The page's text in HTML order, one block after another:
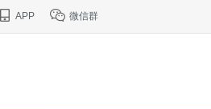
APP 微信群